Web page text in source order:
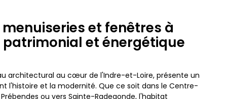
et fenêtres à
patrimonial et énergétique
architectural au cœur de l'Indre-et-Loire, présente un
l'histoire et la modernité. Que ce soit dans le Centre-
ou vers Sainte-Radegonde, l'habitat